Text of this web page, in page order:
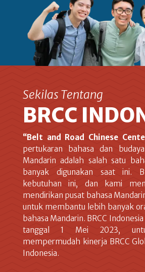
Sekilas Tentang
BRCC
“Belt and Road Chinese
pertukaran bahasa dan
Mandarin adalah salah satu
banyak digunakan saat ini.
kebutuhan ini, dan kami
mendirikan pusat bahasa
untuk membantu lebih banyak
bahasa Mandarin. BRCC
tanggal 1 Mei 2023,
mempermudah kinerja BRCC
Indonesia.